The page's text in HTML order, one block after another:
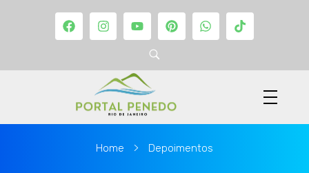
P
ortal Penedo - Rio de Janeiro
MARKETING & NOTÍCIAS de PENEDO RJ
Home Depoimentos